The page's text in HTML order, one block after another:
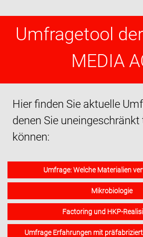
Umfragetool
MEDIA
Hier finden Sie aktuelle
denen Sie
können:
Umfrage: Welche Materialien
Mikrobiologie
Factoring und HKP-
Umfrage Erfahrungen mit